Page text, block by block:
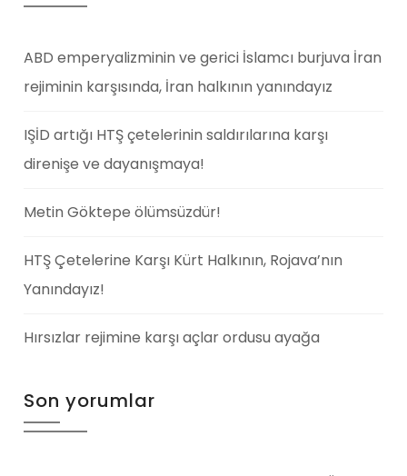
ABD emperyalizminin ve gerici İslamcı burjuva İran
rejiminin karşısında, İran halkının yanındayız
IŞİD artığı HTŞ çetelerinin saldırılarına karşı
direnişe ve dayanışmaya!
Metin Göktepe ölümsüzdür!
HTŞ Çetelerine Karşı Kürt Halkının, Rojava’nın
Yanındayız!
Hırsızlar rejimine karşı açlar ordusu ayağa
Son yorumlar